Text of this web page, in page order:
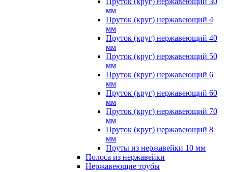
мм
Пруток (круг) нержавеющий 4
мм
Пруток (круг) нержавеющий 40
мм
Пруток (круг) нержавеющий 50
мм
Пруток (круг) нержавеющий 6
мм
Пруток (круг) нержавеющий 60
мм
Пруток (круг) нержавеющий 70
мм
Пруток (круг) нержавеющий 8
мм
Пруты из нержавейки 10 мм
Полоса из нержавейки
Нержавеющие трубы